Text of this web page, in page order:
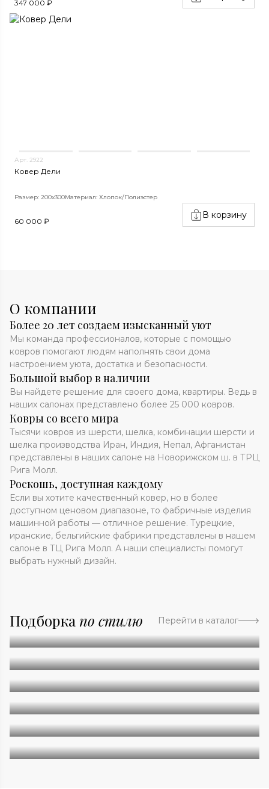
347 000 ₽
Арт. 2922
Ковер Дели
Размер: 200х300Материал: Хлопок/Полиэстер
60 000 ₽
В корзину
О компании
Более 20 лет создаем изысканный уют
Мы команда профессионалов, которые с помощью
ковров помогают людям наполнять свои дома
настроением уюта, достатка и безопасности.
Большой выбор в наличии
Вы найдете решение для своего дома, квартиры. Ведь в
наших салонах представлено более 25 000 ковров.
Ковры со всего мира
Тысячи ковров из шерсти, шелка, комбинации шерсти и
шелка производства Иран, Индия, Непал, Афганистан
представлены в наших салоне на Новорижском ш. в ТРЦ
Рига Молл.
Роскошь, доступная каждому
Если вы хотите качественный ковер, но в более
доступном ценовом диапазоне, то фабричные изделия
машинной работы — отличное решение. Турецкие,
иранские, бельгийские фабрики представлены в нашем
салоне в ТЦ Рига Молл. А наши специалисты помогут
выбрать нужный дизайн.
Подборка по стилю Перейти в каталог
Абстракция
Однотонные
Геометрия
Классические
Современные
Дизайнерские